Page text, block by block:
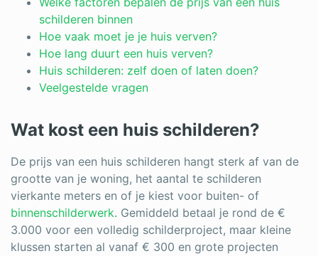
schilderen binnen
Hoe vaak moet je je huis verven?
Hoe lang duurt een huis verven?
Huis schilderen: zelf doen of laten doen?
Veelgestelde vragen
Wat kost een huis schilderen?
De prijs van een huis schilderen hangt sterk af van de
grootte van je woning, het aantal te schilderen
vierkante meters en of je kiest voor buiten- of
binnenschilderwerk. Gemiddeld betaal je rond de €
3.000 voor een volledig schilderproject, maar kleine
klussen starten al vanaf € 300 en grote projecten